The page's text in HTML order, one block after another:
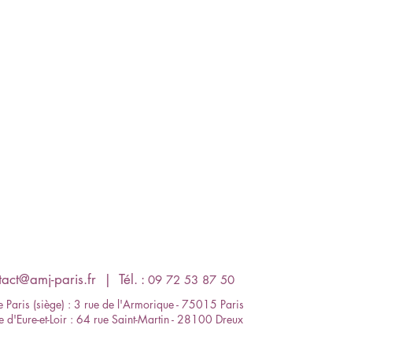
paris.fr​ | Tél. : 09 72 53 87 50
Paris (siège) : 3 rue de l'Armorique - 75015 Paris
d'Eure-et-Loir : 64 rue Saint-Martin - 28100 Dreux